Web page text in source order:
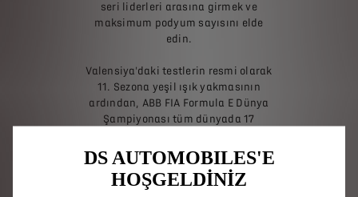
seri liderleri arasına girmek ve
maksimum podyum sayısını elde
edin.
Valensiya'daki testlerin resmi olarak
11. Sezona yeşil ışık yakmasının
ardından, ABB FIA Formula E Dünya
Şampiyonası tüm dünyada 17
2024'te Brezilya'nın Sao Paulo
kentinde oynanacak.
DS AUTOMOBILES'E
HOŞGELDİNİZ